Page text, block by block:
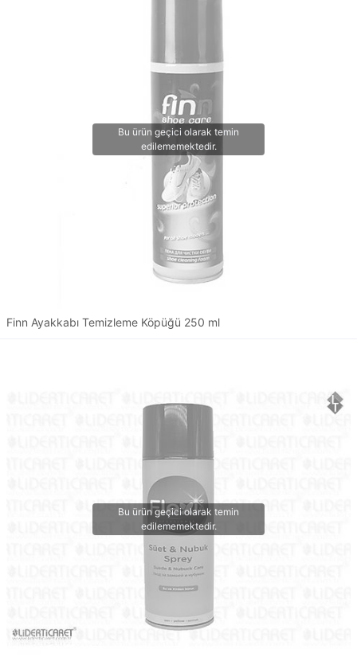
Finn Ayakkabı Temizleme Köpüğü 250 ml